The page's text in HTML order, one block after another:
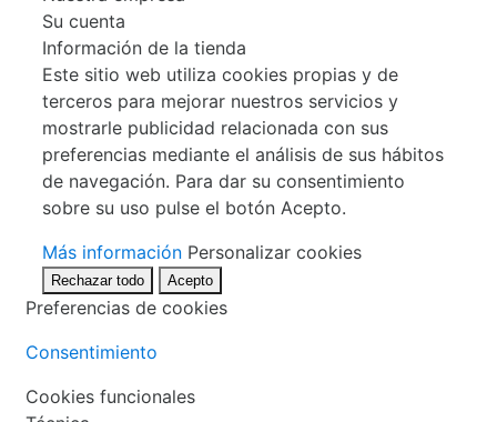
Su cuenta
Información de la tienda
Este sitio web utiliza cookies propias y de
terceros para mejorar nuestros servicios y
mostrarle publicidad relacionada con sus
preferencias mediante el análisis de sus hábitos
de navegación. Para dar su consentimiento
sobre su uso pulse el botón Acepto.
Más información Personalizar cookies
Rechazar todo Acepto
Preferencias de cookies
Consentimiento
Cookies funcionales